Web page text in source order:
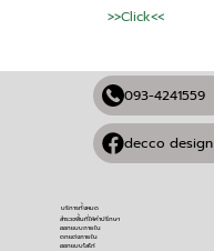
>>Click<<
093-4241559
decco design
บริการทั้งหมด
สำรวจพื้นที่ให้คำปรึกษา
ออกแบบภายใน
ตกแต่งภายใน
ออกแบบโลโก้